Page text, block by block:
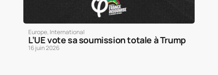
Europe, International
L’UE vote sa soumission totale à Trump
16 juin 2026